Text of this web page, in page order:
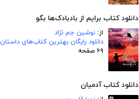
دانلود کتاب برایم از بادبادک‌ها بگو
از: نوشین جم نژاد
دانلود رایگان بهترین کتاب‌های داستان
۶۹ صفحه
دانلود کتاب آدمیان